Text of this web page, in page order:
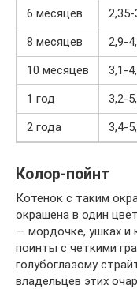
6 месяцев
2,35-
8 месяцев
2,9-
10 месяцев
3,1-
1 год
3,2-
2 года
3,4-
Колор-пойнт
Котенок с таким
окрашена в один
— мордочке, ушках и
поинты с четкими
голубоглазому
владельцев этих